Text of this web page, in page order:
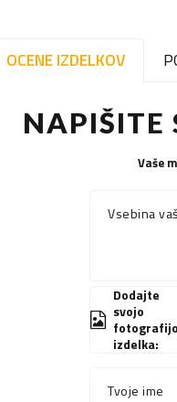
OCENE IZDELKOV
NAPIŠITE
Vaše
Vsebina
Dodajte
svojo
fotografijo
izdelka:
Tvoje ime